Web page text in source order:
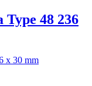
48 236